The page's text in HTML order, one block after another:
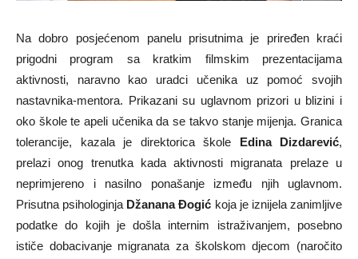
Na dobro posjećenom panelu prisutnima je priređen kraći
prigodni program sa kratkim filmskim prezentacijama
aktivnosti, naravno kao uradci učenika uz pomoć svojih
nastavnika-mentora. Prikazani su uglavnom prizori u blizini i
oko škole te apeli učenika da se takvo stanje mijenja. Granica
tolerancije, kazala je direktorica škole Edina Dizdarević,
prelazi onog trenutka kada aktivnosti migranata prelaze u
neprimjereno i nasilno ponašanje između njih uglavnom.
Prisutna psihologinja Džanana Đogić koja je iznijela zanimljive
podatke do kojih je došla internim istraživanjem, posebno
ističe dobacivanje migranata za školskom djecom (naročito